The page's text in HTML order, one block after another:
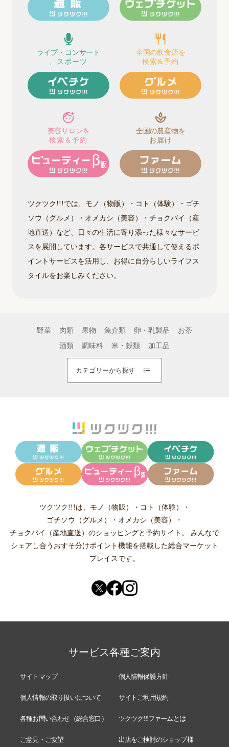
ライブ・コンサート
、スポーツ
全国の飲食店を
検索&予約
美容サロンを
検索＆予約
全国の農産物を
お届け
ツクツク!!!では、モノ（物販）・コト（体験）・ゴチ
ソウ（グルメ）・オメカシ（美容）・チョクバイ（産
地直送）など、日々の生活に寄り添った様々なサービ
スを展開しています。各サービスで共通して使えるポ
イントサービスを活用し、お得に自分らしいライフス
タイルをお楽しみください。
野菜 肉類 果物 魚介類 卵・乳製品
お茶
酒類
調味料 米・穀類 加工品
カテゴリーから探す
ツクツク!!!は、 モノ（物販） ・ コト（体験）
・
ゴチソウ（グルメ）
・ オメカシ（美容）
・
チョクバイ（産地直送） のショッピングと予約サイト。
みんなで
シェアし合う おすそ分けポイント機能を搭載した総合マーケット
プレイスです。
サービス各種ご案内
サイトマップ 個人情報保護方針
個人情報の取り扱いについて サイトご利用規約
各種お問い合わせ（総合窓口） ツクツク!!!ファームとは
ご意見・ご要望 出店をご検討のショップ様